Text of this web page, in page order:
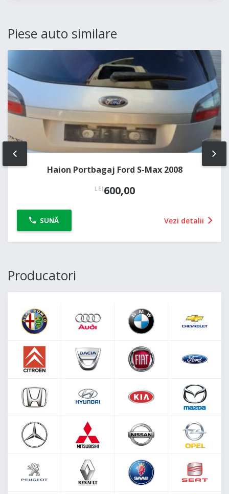
Piese auto similare
Haion Portbagaj Ford S-Max 2008
LEI600,00
SUNĂ Vezi detalii
PREV
Producatori